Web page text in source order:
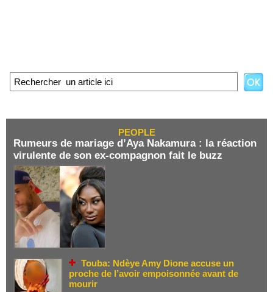
PEOPLE
Rumeurs de mariage d’Aya Nakamura : la réaction
virulente de son ex-compagnon fait le buzz
Touba: Ndèye Amy Dione accuse un
proche de l’avoir empoisonnée avant de
mourir